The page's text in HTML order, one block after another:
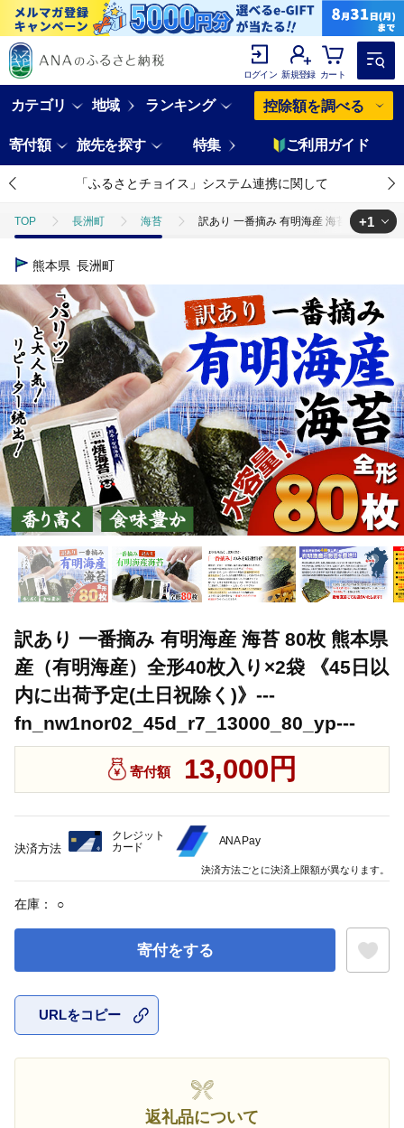
ログイン 新規登録 カート
カテゴリ 地域 ランキング 控除額を調べる
寄付額 旅先を探す 特集 ご利用ガイド
「ふるさとチョイス」システム連携に関して
TOP 長洲町 海苔 訳あり 一番摘み 有明海産 海苔 80枚 熊
TOP
+1
熊本県 長洲町
訳あり 一番摘み 有明海産 海苔 80枚 熊本県
産（有明海産）全形40枚入り×2袋 《45日以
内に出荷予定(土日祝除く)》---
fn_nw1nor02_45d_r7_13000_80_yp---
寄付額 13,000円
在庫： ○
寄付をする
URLをコピー
返礼品について
決済方法
クレジット
カード
ANA Pay
決済方法ごとに決済上限額が異なります。